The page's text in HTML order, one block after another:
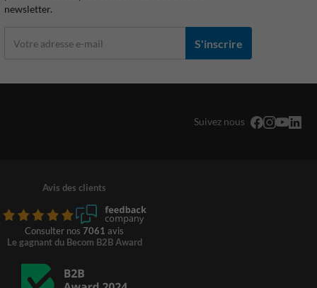
newsletter.
S'inscrire
Suivez nous
Avis des clients
Consulter nos 7061 avis
Le gagnant du Becom B2B Award